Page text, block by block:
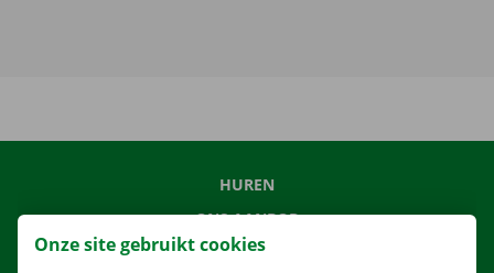
HUREN
ONS AANBOD
ONZE DIENSTEN
Onze site gebruikt cookies